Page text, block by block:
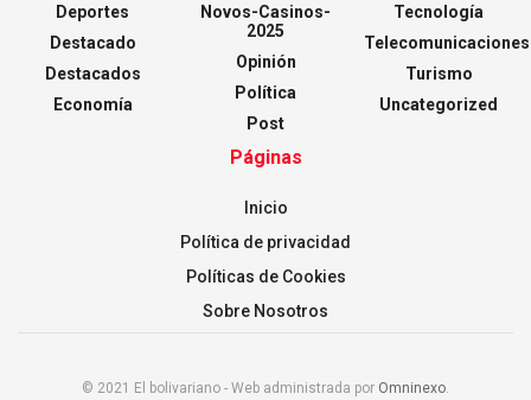
Deportes
Destacado
Destacados
Economía
Novos-Casinos-
2025
Opinión
Política
Post
Tecnología
Telecomunicaciones
Turismo
Uncategorized
Páginas
Inicio
Política de privacidad
Políticas de Cookies
Sobre Nosotros
© 2021 El bolivariano - Web administrada por Omninexo